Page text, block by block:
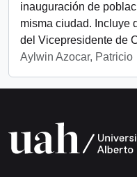
inauguración de
misma ciudad. Incluye
del Vicepresidente de
Aylwin Azocar, Patricio